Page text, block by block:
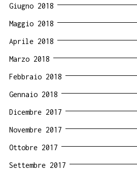
Giugno 2018
Maggio 2018
Aprile 2018
Marzo 2018
Febbraio 2018
Gennaio 2018
Dicembre 2017
Novembre 2017
Ottobre 2017
Settembre 2017